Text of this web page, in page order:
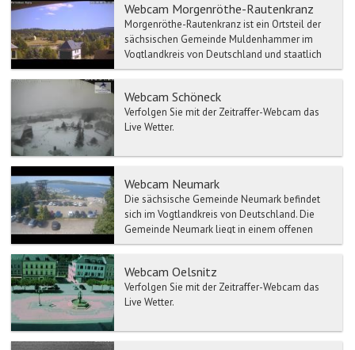
Webcam Morgenröthe-Rautenkranz
Morgenröthe-Rautenkranz ist ein Ortsteil der
sächsischen Gemeinde Muldenhammer im
Vogtlandkreis von Deutschland und staatlich
anerkannter Erholungs...
Webcam Schöneck
Verfolgen Sie mit der Zeitraffer-Webcam das
Live Wetter.
Webcam Neumark
Die sächsische Gemeinde Neumark befindet
sich im Vogtlandkreis von Deutschland. Die
Gemeinde Neumark liegt in einem offenen
Landschaftsgebiet des m...
Webcam Oelsnitz
Verfolgen Sie mit der Zeitraffer-Webcam das
Live Wetter.